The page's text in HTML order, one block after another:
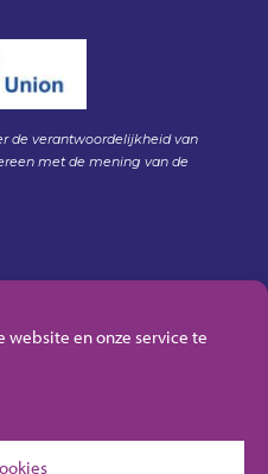
website en onze service te
de verantwoordelijkheid van
met de mening van de
Gasunie
Porthos